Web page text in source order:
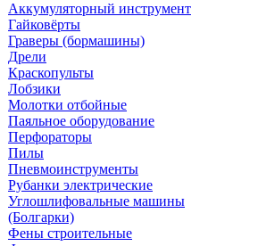
Аккумуляторный инструмент
Гайковёрты
Граверы (бормашины)
Дрели
Краскопульты
Лобзики
Молотки отбойные
Паяльное оборудование
Перфораторы
Пилы
Пневмоинструменты
Рубанки электрические
Углошлифовальные машины
(Болгарки)
Фены строительные